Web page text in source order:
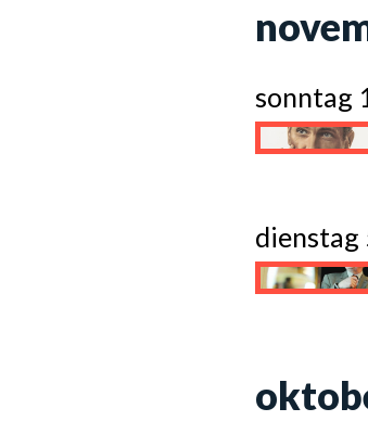
sonntag
dienstag